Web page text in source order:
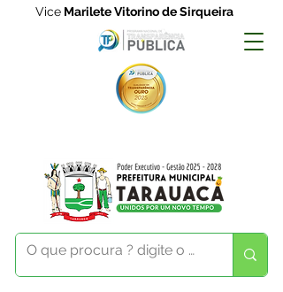
Vice Marilete Vitorino de Sirqueira